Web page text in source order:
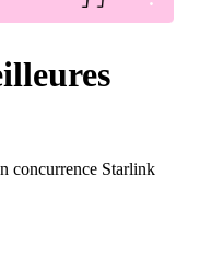
concurrence Starlink